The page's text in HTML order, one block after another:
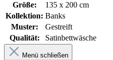
Größe:
135 x 200 cm
Kollektion: Banks
Muster:
Gestreift
Qualität:
Satinbettwäsche
Menü schließen